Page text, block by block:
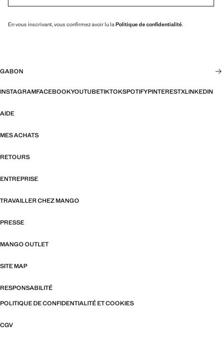
En vous inscrivant, vous confirmez avoir lu la Politique de confidentialité.
GABON
INSTAGRAMFACEBOOKYOUTUBETIKTOKSPOTIFYPINTERESTXLINKEDIN
AIDE
MES ACHATS
RETOURS
ENTREPRISE
TRAVAILLER CHEZ MANGO
PRESSE
MANGO OUTLET
SITE MAP
RESPONSABILITÉ
POLITIQUE DE CONFIDENTIALITÉ ET COOKIES
CGV